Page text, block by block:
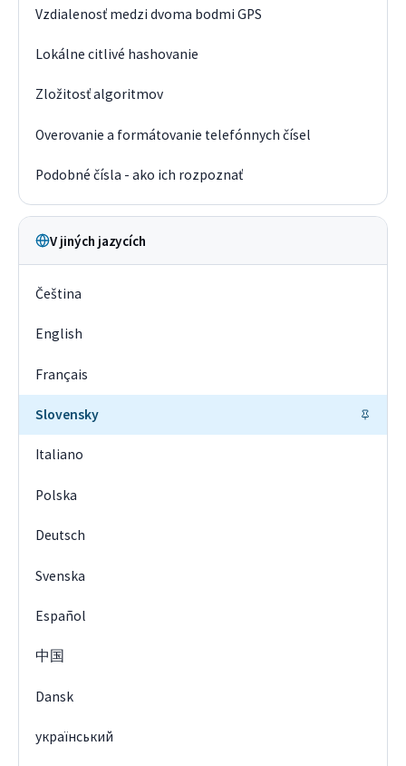
Vzdialenosť medzi dvoma bodmi GPS
Lokálne citlivé hashovanie
Zložitosť algoritmov
Overovanie a formátovanie telefónnych čísel
Podobné čísla - ako ich rozpoznať
V jiných jazycích
Čeština
English
Français
Slovensky
Italiano
Polska
Deutsch
Svenska
Español
中国
Dansk
український